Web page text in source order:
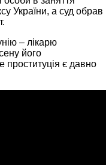
України, а суд обрав
– лікарю
його
проституція є давно